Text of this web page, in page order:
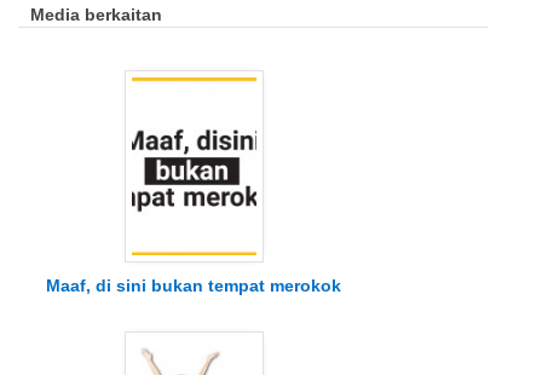
Media berkaitan
Maaf, di sini bukan tempat merokok